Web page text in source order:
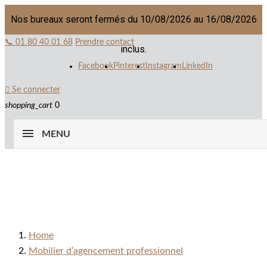
Nos bureaux seront fermés du 10/08/2026 au 16/08/2026
inclus.
📞 01 80 40 01 68 Prendre contact
FacebookPinterest Instagram LinkedIn
 Se connecter
shopping_cart 0
MENU
Home
Mobilier d’agencement professionnel